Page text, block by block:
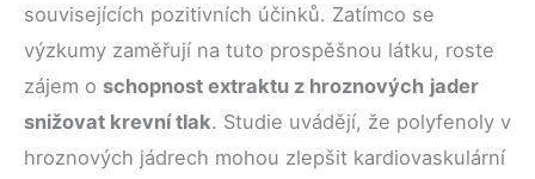
souvisejících pozitivních účinků. Zatímco se
výzkumy zaměřují na tuto prospěšnou látku, roste
zájem o schopnost extraktu z hroznových jader
snižovat krevní tlak. Studie uvádějí, že polyfenoly v
hroznových jádrech mohou zlepšit kardiovaskulární